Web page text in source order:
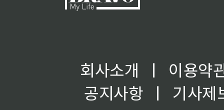
회사소개 ㅣ
이용약
공지사항
ㅣ
기사제